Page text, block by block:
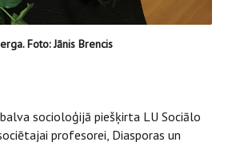
Foto: Jānis Brencis
socioloģijā piešķirta LU Sociālo
profesorei, Diasporas un